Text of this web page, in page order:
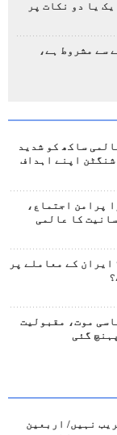
یا دو نکات پر
سے مشروط ہے،
ساکھ کو شدید
اپنے اہداف
پرامن اجتماع،
کا عالمی
کے معاملے پر
موت، مقبولیت
گئی
نہیں/ اربعین